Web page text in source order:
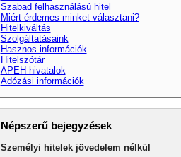
Szabad felhasználású hitel
Miért érdemes minket választani?
Hitelkiváltás
Szolgáltatásaink
Hasznos információk
Hitelszótár
APEH hivatalok
Adózási információk
Népszerű bejegyzések
Személyi hitelek jövedelem nélkül